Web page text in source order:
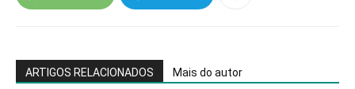
ARTIGOS RELACIONADOS Mais do autor